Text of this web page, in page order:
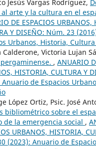
Jesús Vargas Rodríguez,
al arte y la cultura en el
DE ESPACIOS URBANOS,
Y DISEÑO: Núm. 23
Urbanos, Historia,
Calderone, Victoria Lujan
, ANUARIO
HISTORIA, CULTURA Y
Anuario de Espacios
López Ortiz, Psic. José
bibliométrico sobre el
de la emergencia social ,
URBANOS, HISTORIA,
(2023): Anuario de